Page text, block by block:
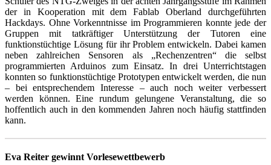
der in Kooperation mit dem Fablab Oberland durchgeführten
Hackdays. Ohne Vorkenntnisse im Programmieren konnte jede der
Gruppen mit tatkräftiger Unterstützung der Tutoren eine
funktionstüchtige Lösung für ihr Problem entwickeln. Dabei kamen
neben zahlreichen Sensoren als „Rechenzentren“ die selbst
programmierten Arduinos zum Einsatz. In drei Unterrichtstagen
konnten so funktionstüchtige Prototypen entwickelt werden, die nun
– bei entsprechendem Interesse – auch noch weiter verbessert
werden können. Eine rundum gelungene Veranstaltung, die so
hoffentlich auch in den kommenden Jahren noch häufig stattfinden
kann.
Eva Reiter gewinnt Vorlesewettbewerb